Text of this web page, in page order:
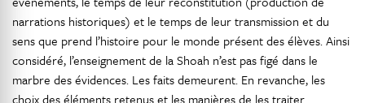
narrations historiques) et le temps de leur transmission et du
sens que prend l’histoire pour le monde présent des élèves. Ainsi
considéré, l’enseignement de la Shoah n’est pas figé dans le
marbre des évidences. Les faits demeurent. En revanche, les
choix des éléments retenus et les manières de les traiter